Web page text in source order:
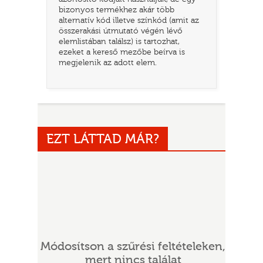
bizonyos termékhez akár több
alternatív kód illetve színkód (amit az
összerakási útmutató végén lévő
elemlistában találsz) is tartozhat,
ezeket a kereső mezőbe beírva is
megjelenik az adott elem.
EZT LÁTTAD MÁR?
Módosítson a szűrési feltételeken,
mert nincs találat